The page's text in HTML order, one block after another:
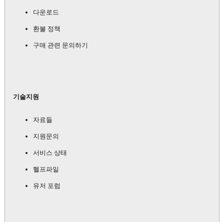
다운로드
환불 정책
구매 관련 문의하기
기술지원
자료들
지원문의
서비스 상태
헬프파일
유저 포럼